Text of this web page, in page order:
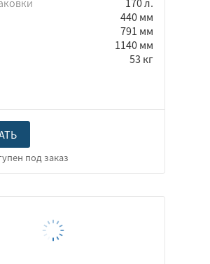
440 мм
791 мм
1140 мм
53 кг